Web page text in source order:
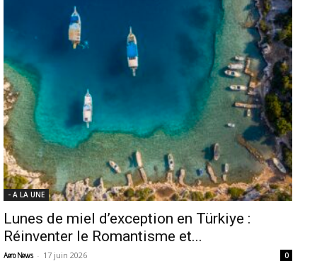
- A LA UNE
Lunes de miel d’exception en Türkiye :
Réinventer le Romantisme et...
Aero News - 17 juin 2026 0